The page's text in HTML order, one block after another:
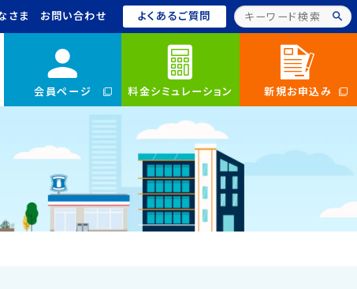
会員ページ 料金シミュレーション 新規お申込み
さま お問い合わせ よくあるご質問